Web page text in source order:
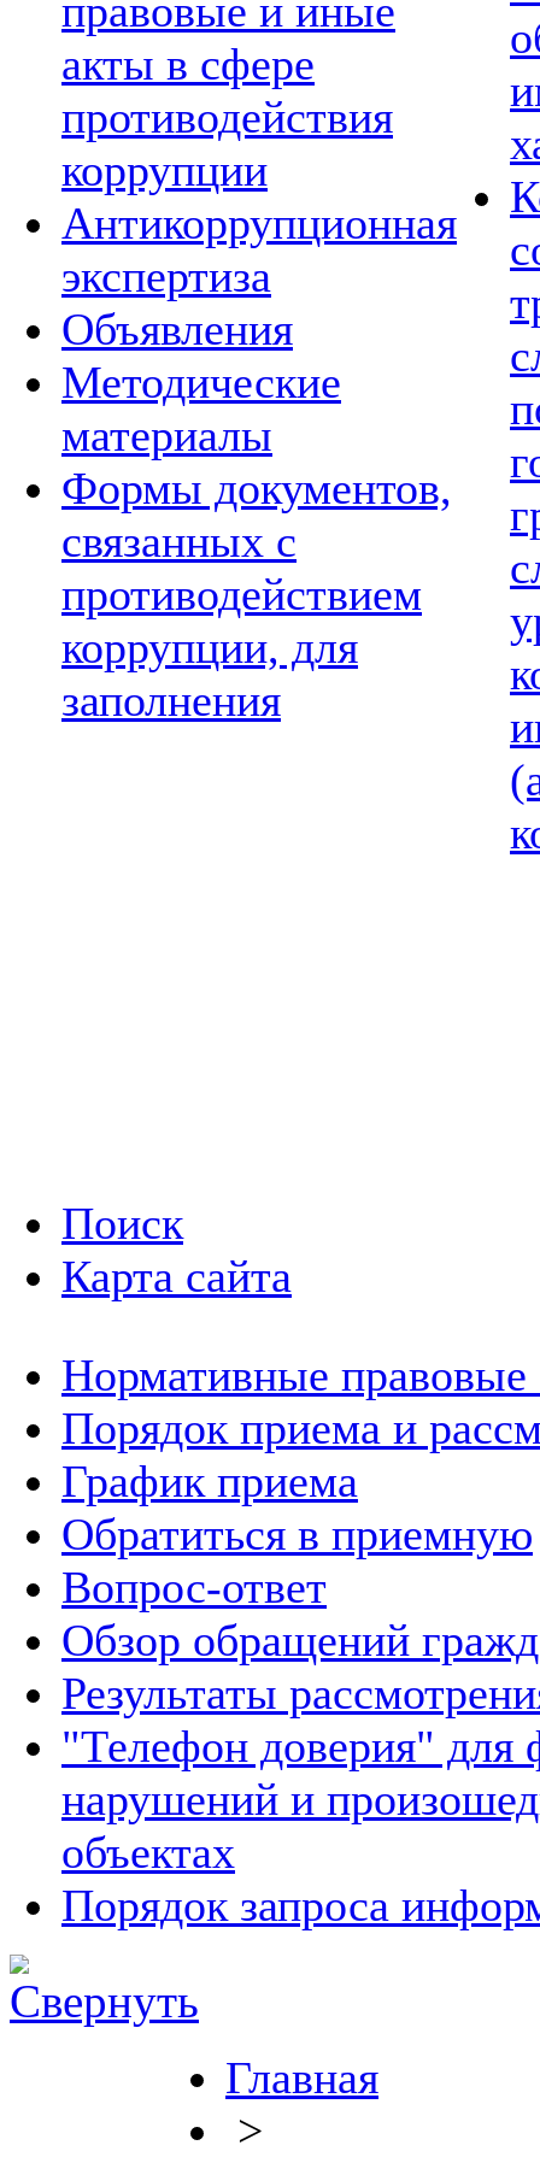
правовые и иные
акты в сфере
противодействия
коррупции
Антикоррупционная
экспертиза
Объявления
Методические
материалы
Формы документов,
связанных с
противодействием
коррупции, для
заполнения
Поиск
Карта сайта
Нормативные правовые
Порядок приема и
График приема
Обратиться в приемную
Вопрос-ответ
Обзор обращений
Результаты
"Телефон доверия" для
нарушений и
объектах
Порядок запроса
Главная
>